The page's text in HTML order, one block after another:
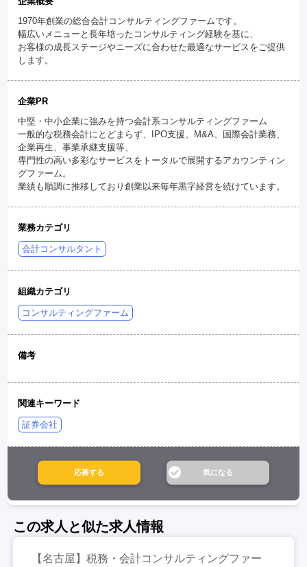
1970年創業の総合会計コンサルティングファームです。
幅広いメニューと長年培ったコンサルティング経験を基に、
お客様の成長ステージやニーズに合わせた最適なサービスをご提供
します。
企業PR
中堅・中小企業に強みを持つ会計系コンサルティングファーム
一般的な税務会計にとどまらず、IPO支援、M&A、国際会計業務、
企業再生、事業承継支援等、
専門性の高い多彩なサービスをトータルで展開するアカウンティン
グファーム。
業績も順調に推移しており創業以来毎年黒字経営を続けています。
業務カテゴリ
会計コンサルタント
組織カテゴリ
コンサルティングファーム
備考
関連キーワード
証券会社
この求人と似た求人情報
【名古屋】税務・会計コンサルティングファー